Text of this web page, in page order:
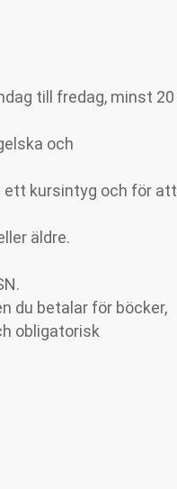
till fredag, minst 20
och
ett kursintyg och för att
äldre.
du betalar för böcker,
obligatorisk